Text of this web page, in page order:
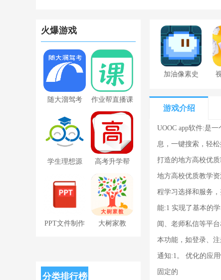
火爆游戏
随大溜驾考 作业帮直播课
下载app
学生理想源
最新版
高考升学帮
PPT文件制作 大树家教
分类排行榜
加油像素史
新版
游戏介绍
UOOC app软件:是
息，一键搜索，轻
打造的地方高校优
地方高校优质教学
程学习选择和服务
能:1 实现了基本的
闻、老师私信等平
本功能，如登录、注
通知:1。 优化的应
固定的